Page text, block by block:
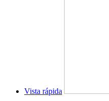
Vista rápida